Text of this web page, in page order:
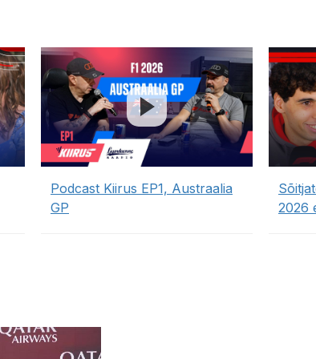
Podcast Kiirus EP1, Austraalia
GP
2026